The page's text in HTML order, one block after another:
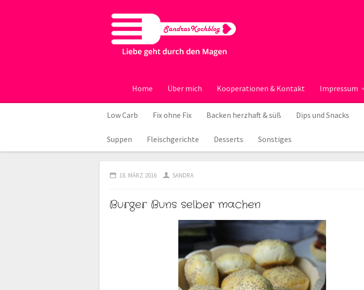
Home Über mich Kooperationen & Kontakt Impressum
Low Carb Fix ohne Fix Backen herzhaft & süß Dips und Snacks
Suppen Fleischgerichte Desserts Sonstiges
18. MÄRZ 2016 SANDRA
Burger Buns selber machen